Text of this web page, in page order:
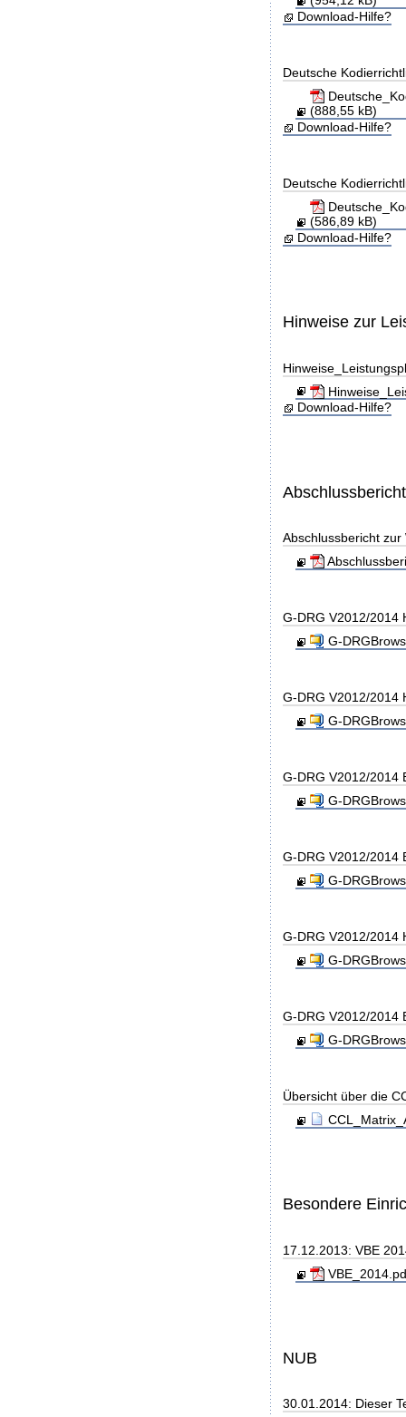
Download-Hilfe?
Deutsche
(888,55 kB)
Download-Hilfe?
Deutsche
(586,89 kB)
Download-Hilfe?
Hinweise zur
Download-Hilfe?
Abschlussbericht
G-DRG V2012/2014
G-
G-DRG V2012/2014
G-
G-DRG V2012/2014
G-
G-DRG V2012/2014
G-
G-DRG V2012/2014
G-
G-DRG V2012/2014
G-
Übersicht über die
Besondere
17.12.2013: VBE
NUB
30.01.2014: Dieser